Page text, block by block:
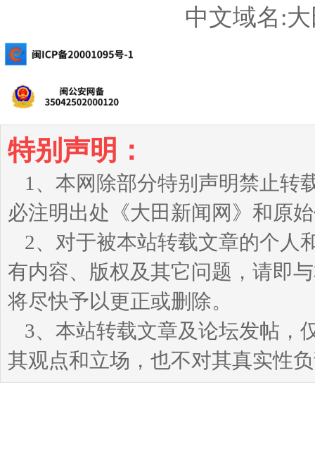
中文域名:
特别声明：
1、本网除部分特别声明禁止转
必注明出处《大田新闻网》和原
2、对于被本站转载文章的个人
有内容、版权及其它问题，请即
将尽快予以更正或删除。
3、本站转载文章及论坛发帖，
其观点和立场，也不对其真实性